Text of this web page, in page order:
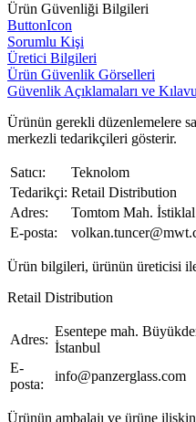
Ürün Güvenliği Bilgileri
ButtonIcon
Sorumlu Kişi
Üretici Bilgileri
Ürün Güvenlik Görselleri
Güvenlik Açıklamaları ve
Ürünün gerekli düzenlemelere
merkezli tedarikçileri gösterir.
Satıcı:
Teknolom
Tedarikçi: Retail Distribution
Adres:
Tomtom Mah.
E-posta:
Ürün bilgileri, ürünün üreticisi
Retail Distribution
Adres:
Esentepe mah.
İstanbul
E-
posta:
info@panzerglass.com
Ürünün ambalajı ve ürüne